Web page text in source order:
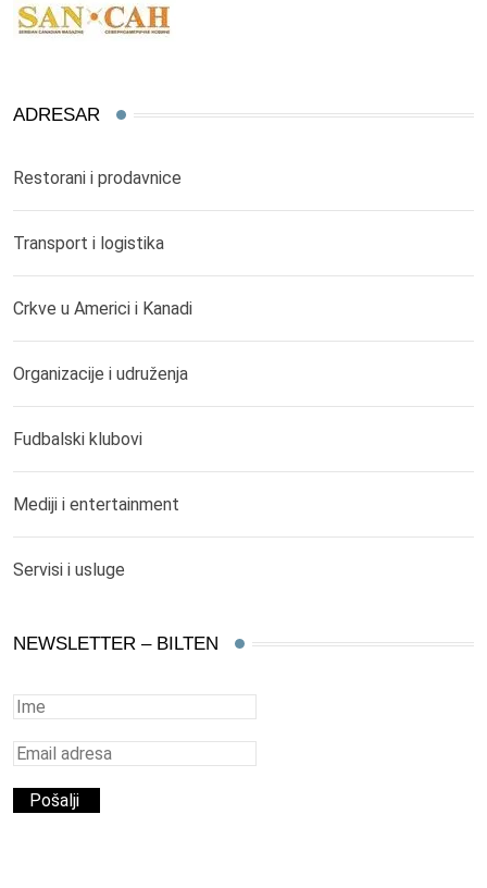
ADRESAR
Restorani i prodavnice
Transport i logistika
Crkve u Americi i Kanadi
Organizacije i udruženja
Fudbalski klubovi
Mediji i entertainment
Servisi i usluge
NEWSLETTER – BILTEN